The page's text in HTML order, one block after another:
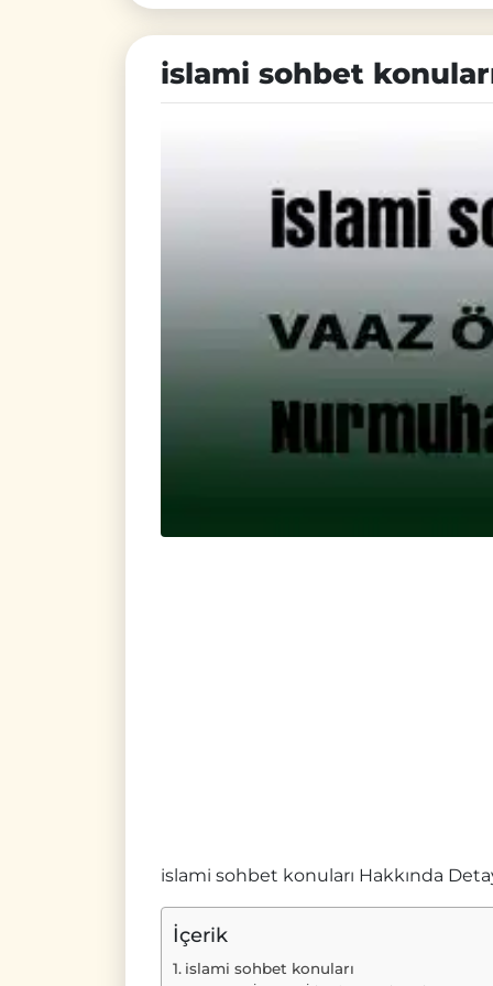
islami sohbet
islami sohbet konuları Hakkında
İçerik
islami sohbet konuları